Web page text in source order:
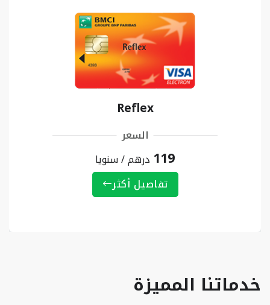
Reflex
السعر
119 درهم / سنويا
تفاصيل أكثر
خدماتنا المميزة